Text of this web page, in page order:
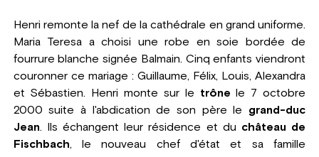
Henri remonte la nef de la cathédrale en grand uniforme.
Maria Teresa a choisi une robe en soie bordée de
fourrure blanche signée Balmain. Cinq enfants viendront
couronner ce mariage : Guillaume, Félix, Louis, Alexandra
et Sébastien. Henri monte sur le trône le 7 octobre
2000 suite à l'abdication de son père le grand-duc
Jean. Ils échangent leur résidence et du château de
Fischbach, le nouveau chef d'état et sa famille